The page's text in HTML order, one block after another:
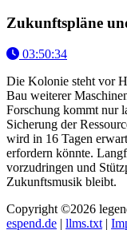
Zukunftspläne
03:50:34
Die Kolonie steht vor
Bau weiterer
Forschung kommt nur
Sicherung der
wird in 16 Tagen
erfordern könnte.
vorzudringen und
Zukunftsmusik bleibt.
Copyright ©2026
espend.de | llms.txt |